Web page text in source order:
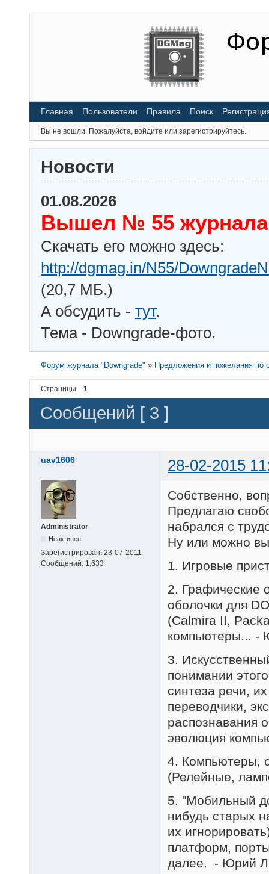
Главная Пользователи Правила Поиск
Вы не вошли. Пожалуйста, войдите или зарегистрируйтесь.
Новости
01.08.2026
Вышел № 55 журнала
Скачать его можно здесь:
http://dgmag.in/N55/
(20,7 МБ.)
А обсудить - тут.
Тема - Downgrade-фото.
Форум журнала "Downgrade" » Предложения и пожелания по
Страницы 1
Сообщений [ 3 ]
uav1606 28-02-2015
Administrator
Неактивен
Зарегистрирован: 23-07-2011
Сообщений: 1,633
Собственно,
Предлагаю
набрался с
Ну или можно
1. Игровые
2. Графические
оболочки для
(Calmira II,
компьютеры... -
3.
понимании
синтеза речи,
переводчики,
распознавания
эволюция
4. Компьютеры,
(Релейные,
5. "Мобильный
нибудь старых
их
платформ,
далее. - Юрий